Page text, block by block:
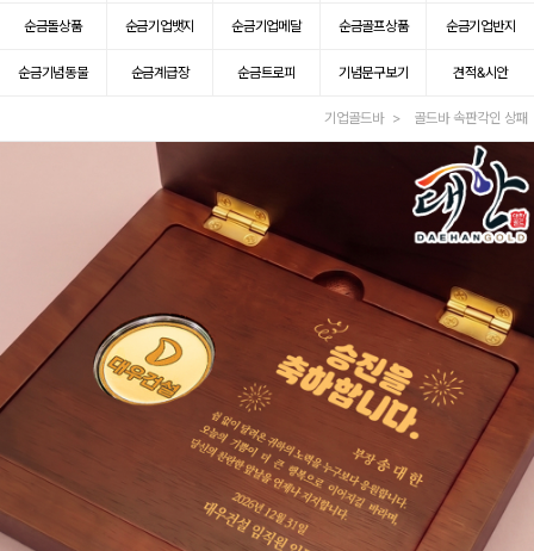
순금돌상품 순금기업뱃지 순금기업메달 순금골프상품 순금기업반지
순금기념동물 순금계급장 순금트로피 기념문구보기 견적&시안
기업골드바 골드바 속판각인 상패